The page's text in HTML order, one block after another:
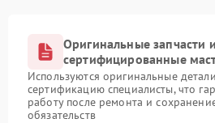
Оригинальные запчасти и
сертифицированные
Используются оригинальные
сертификацию специалисты, что
работу после ремонта и
обязательств